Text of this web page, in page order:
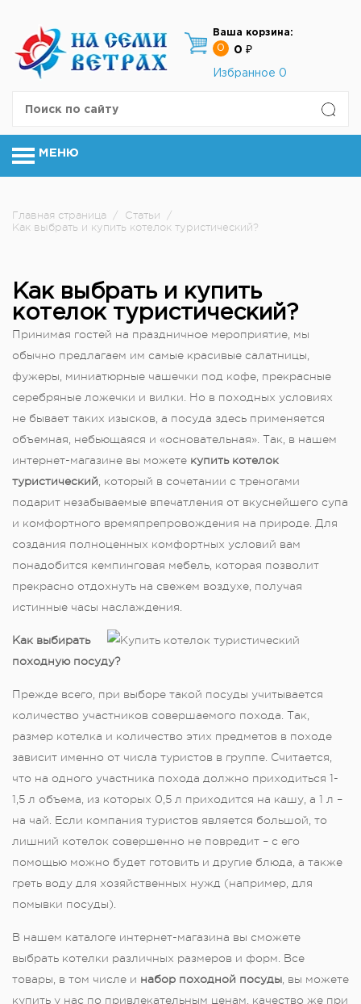
Ваша корзина:
0
0 ₽
Избранное 0
МЕНЮ
Главная страница / Статьи
/
Как выбрать и купить котелок туристический?
Как выбрать и купить
котелок туристический?
Принимая гостей на праздничное мероприятие, мы
обычно предлагаем им самые красивые салатницы,
фужеры, миниатюрные чашечки под кофе, прекрасные
серебряные ложечки и вилки. Но в походных условиях
не бывает таких изысков, а посуда здесь применяется
объемная, небьющаяся и «основательная». Так, в нашем
интернет-магазине вы можете купить котелок
туристический , который в сочетании с треногами
подарит незабываемые впечатления от вкуснейшего супа
и комфортного времяпрепровождения на природе. Для
создания полноценных комфортных условий вам
понадобится кемпинговая мебель, которая позволит
прекрасно отдохнуть на свежем воздухе, получая
истинные часы наслаждения.
Как выбирать
походную посуду?
Прежде всего, при выборе такой посуды учитывается
количество участников совершаемого похода. Так,
размер котелка и количество этих предметов в походе
зависит именно от числа туристов в группе. Считается,
что на одного участника похода должно приходиться 1-
1,5 л объема, из которых 0,5 л приходится на кашу, а 1 л –
на чай. Если компания туристов является большой, то
лишний котелок совершенно не повредит – с его
помощью можно будет готовить и другие блюда, а также
греть воду для хозяйственных нужд (например, для
помывки посуды).
В нашем каталоге интернет-магазина вы сможете
выбрать котелки различных размеров и форм. Все
товары, в том числе и набор походной посуды , вы можете
купить у нас по привлекательным ценам, качество же при